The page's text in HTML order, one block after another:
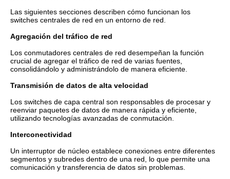
Las siguientes secciones describen cómo funcionan los
switches centrales de red en un entorno de red.
Agregación del tráfico de red
Los conmutadores centrales de red desempeñan la función
crucial de agregar el tráfico de red de varias fuentes,
consolidándolo y administrándolo de manera eficiente.
Transmisión de datos de alta velocidad
Los switches de capa central son responsables de procesar y
reenviar paquetes de datos de manera rápida y eficiente,
utilizando tecnologías avanzadas de conmutación.
Interconectividad
Un interruptor de núcleo establece conexiones entre diferentes
segmentos y subredes dentro de una red, lo que permite una
comunicación y transferencia de datos sin problemas.